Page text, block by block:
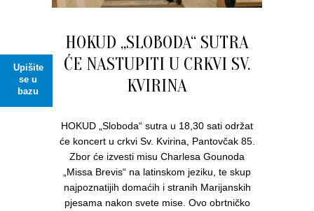
Upišite
se u
bazu
HOKUD „SLOBODA“ SUTRA
ĆE NASTUPITI U CRKVI SV.
KVIRINA
HOKUD „Sloboda“ sutra u 18,30 sati održat
će koncert u crkvi Sv. Kvirina, Pantovčak 85.
Zbor će izvesti misu Charlesa Gounoda
„Missa Brevis“ na latinskom jeziku, te skup
najpoznatijih domaćih i stranih Marijanskih
pjesama nakon svete mise. Ovo obrtničko